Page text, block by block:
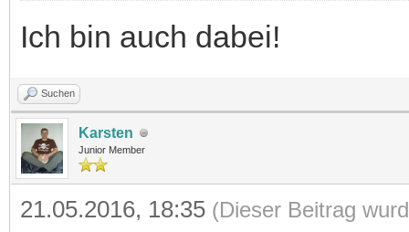
Ich bin auch dabei!
Suchen
Karsten
Junior Member
21.05.2016, 18:35 (Dieser Beitrag